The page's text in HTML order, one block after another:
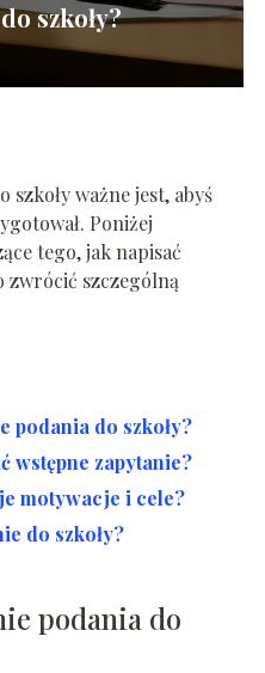
szkoły?
ważne jest, abyś
Poniżej
tego, jak napisać
zwrócić szczególną
podania do szkoły?
wstępne zapytanie?
motywacje i cele?
do szkoły?
podania do